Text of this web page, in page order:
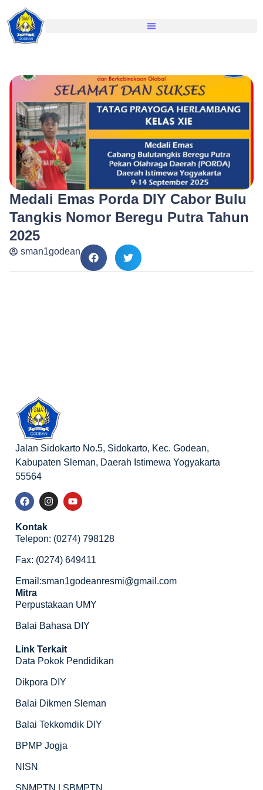
Medali Emas Porda DIY Cabor Bulu
Tangkis Nomor Beregu Putra Tahun
2025
sman1godean
Jalan Sidokarto No.5, Sidokarto, Kec. Godean,
Kabupaten Sleman, Daerah Istimewa Yogyakarta
55564
Kontak
Telepon: (0274) 798128
Fax: (0274) 649411
Email:sman1godeanresmi@gmail.com
Mitra
Perpustakaan UMY
Balai Bahasa DIY
Link Terkait
Data Pokok Pendidikan
Dikpora DIY
Balai Dikmen Sleman
Balai Tekkomdik DIY
BPMP Jogja
NISN